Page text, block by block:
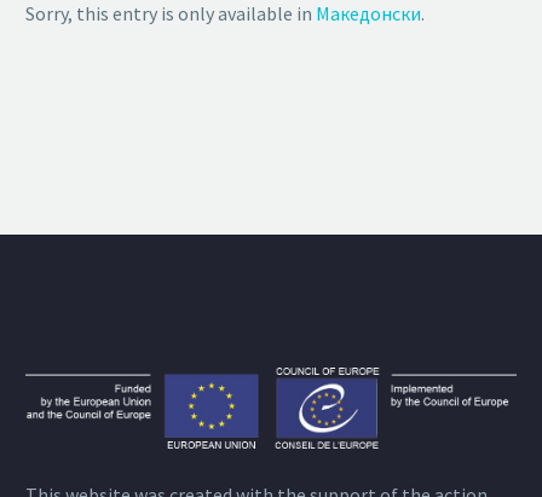
Sorry, this entry is only available in Македонски.